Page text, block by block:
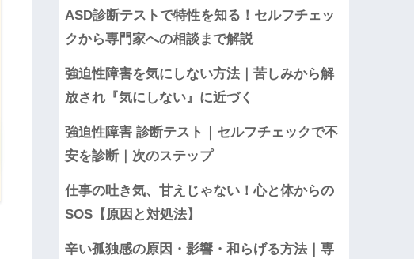
ASD診断テストで特性を知る！セルフチェッ
クから専門家への相談まで解説
強迫性障害を気にしない方法｜苦しみから解
放され『気にしない』に近づく
強迫性障害 診断テスト｜セルフチェックで不
安を診断｜次のステップ
仕事の吐き気、甘えじゃない！心と体からの
SOS【原因と対処法】
辛い孤独感の原因・影響・和らげる方法｜専